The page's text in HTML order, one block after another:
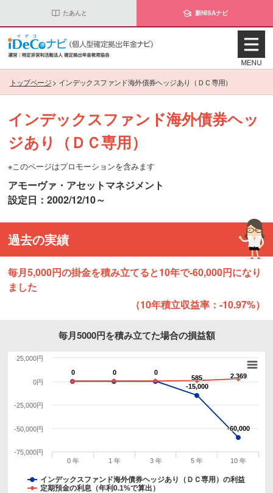
たあんと 新NISAナビ
トップページ> インデックスファンド海外債券ヘッジあり（ＤＣ専用）
インデックスファンド海外債券ヘッ
ジあり（ＤＣ専用）
※このページはプロモーションを含みます
アモーヴァ・アセットマネジメント
設定日：2002/12/10～
過去の実績
毎月5,000円の掛金を積み立てると10年で-60,000円になり
ました
（10年積立収益率：-10.97%）
毎月5000円を積み立てた場合の損益額
0
0 0
0 0
0
-15,000
-15,000
-60,000
-60,000
585
585 2,369
2,369
インデックスファンド海外債券ヘッジあり（ＤＣ専用）の利益
定期預金の利息（年利0.1%で算出）
0 年 1 年 3 年 5 年 10 年
-75,000円
-50,000円
-25,000円
0円
25,000円